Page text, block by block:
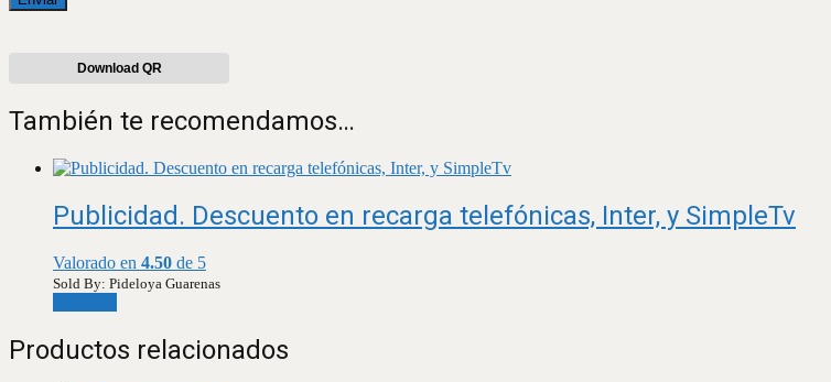
Download QR
También te recomendamos…
Publicidad. Descuento en recarga telefónicas, Inter, y SimpleTv
Valorado en 4.50 de 5
Sold By: Pideloya Guarenas
Productos relacionados